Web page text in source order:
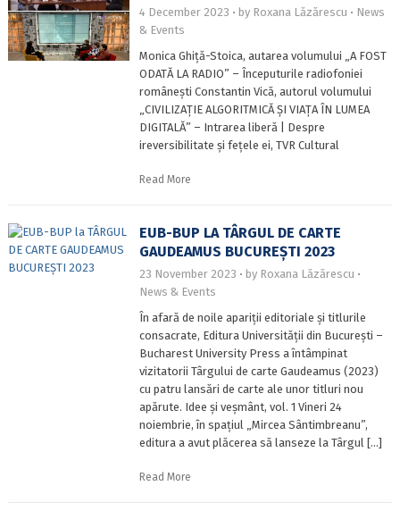
4 December 2023 by Roxana Lăzărescu
News
& Events
Monica Ghiță-Stoica, autarea volumului „A FOST
ODATĂ LA RADIO” – Începuturile radiofoniei
românești Constantin Vică, autorul volumului
„CIVILIZAȚIE ALGORITMICĂ ȘI VIAȚA ÎN LUMEA
DIGITALĂ” – Intrarea liberă | Despre
ireversibilitate și fețele ei, TVR Cultural
Read More
EUB-BUP LA TÂRGUL DE CARTE
GAUDEAMUS BUCUREȘTI 2023
23 November 2023 by Roxana Lăzărescu
News & Events
În afară de noile apariții editoriale și titlurile
consacrate, Editura Universității din București –
Bucharest University Press a întâmpinat
vizitatorii Târgului de carte Gaudeamus (2023)
cu patru lansări de carte ale unor titluri nou
apărute. Idee și veșmânt, vol. 1 Vineri 24
noiembrie, în spațiul „Mircea Sântimbreanu”,
editura a avut plăcerea să lanseze la Târgul […]
Read More